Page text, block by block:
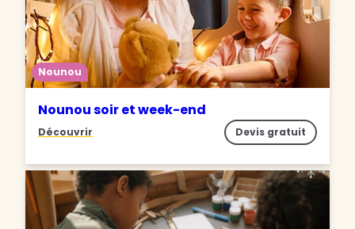
Nounou
Nounou soir et week-end
Découvrir Devis gratuit